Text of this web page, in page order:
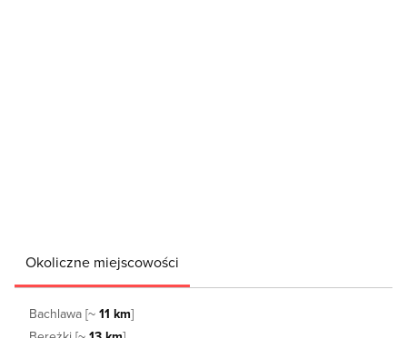
Okoliczne miejscowości
Bachlawa [~ 11 km]